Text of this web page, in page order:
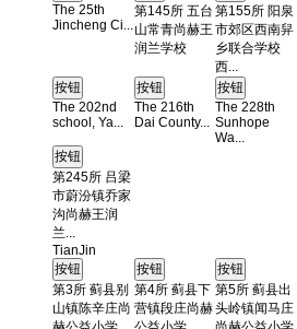
The 25th
Jincheng Ci...
第145所 五台
山常青尚赫王
润兰学校
第155所 阳泉
市郊区西南舁
乡联合学校
西...
The 202nd
school, Ya...
The 216th
Dai County...
The 228th
Sunhope
Wa...
第245所 吕梁
市蔚汾镇乔家
沟尚赫王润
兰...
TianJin
第3所 蓟县别
山镇陈辛庄尚
第4所 蓟县下
营镇段庄尚赫
第5所 蓟县出
头岭镇闻马庄